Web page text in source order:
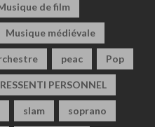
de film
Musique médiévale
peac Pop
RESSENTI PERSONNEL
slam soprano